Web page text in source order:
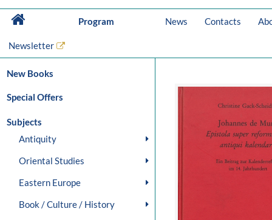
Program News Contacts
Newsletter
New Books
Special Offers
Subjects
Antiquity
Oriental Studies
Eastern Europe
Book / Culture / History